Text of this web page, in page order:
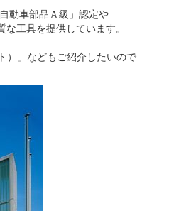
動車部品Ａ級」認定や
工具を提供しています。
）」などもご紹介したいので